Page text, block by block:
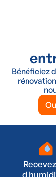
Bénéficiez